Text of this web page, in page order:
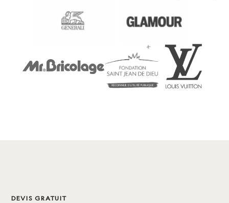
un résultat esthétique, durable et conforme aux
réglementations locales. De la conception graphique à la
est réalisée pour assurer une finition de qualité et une
visibilité maximale.
Grâce à des solutions personnalisées et des équipements
DEVIS GRATUIT